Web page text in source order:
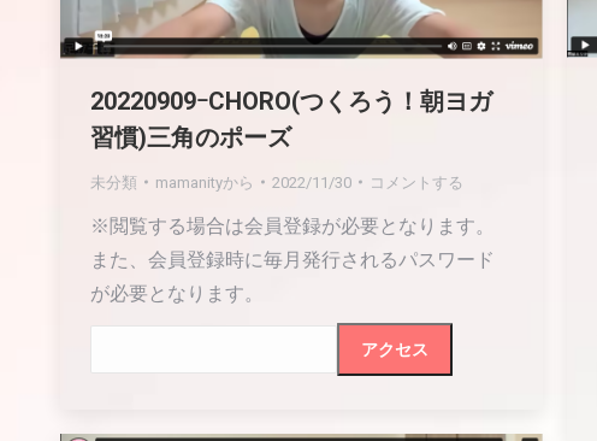
20220909ｰCHORO(つくろう！朝ヨガ
習慣)三角のポーズ
未分類 mamanityから 2022/11/30 コメントする
※閲覧する場合は会員登録が必要となります。
また、会員登録時に毎月発行されるパスワード
が必要となります。